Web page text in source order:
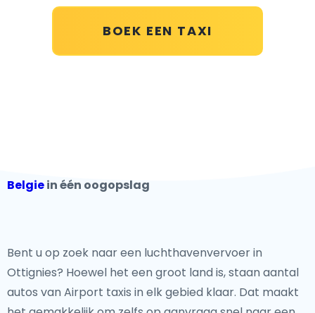
BOEK EEN TAXI
Belgiein één oogopslag
Bent u op zoek naar een luchthavenvervoer in
Ottignies? Hoewel het een groot land is, staan aantal
autos van Airport taxis in elk gebied klaar. Dat maakt